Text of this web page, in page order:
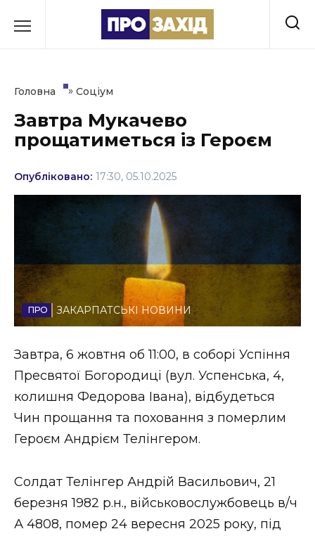
до
Культура
Освіта
Соціум
Спорт
Стиль життя
Втрачений Ужгород
Втрачений Ужгород (відеоверсія)
НОВИНИ ЗАХІДНОЇ УКРАЇНИ
Головна » Соціум
Завтра Мукачево
прощатиметься із Героєм
Опубліковано: 17:30, 05.10.2025
ЗАКАРПАТСЬКІ НОВИНИ
Завтра, 6 жовтня об 11:00, в соборі Успіння
Пресвятої Богородиці (вул. Успенська, 4,
колишня Федорова Івана), відбудеться
Чин прощання та поховання з померлим
Героєм Андрієм Телінгером.
Солдат Телінгер Андрій Васильович, 21
березня 1982 р.н., військовослужбовець в/ч
А 4808, помер 24 вересня 2025 року, під